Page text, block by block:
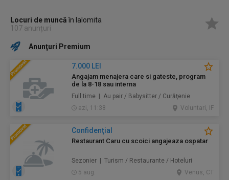
Locuri de muncăîn Ialomita
107 anunțuri
Anunţuri Premium
7.000 LEI
Angajam menajera care si gateste, program
de la 8-18 sau interna
Full time | Au pair / Babysitter / Curăţenie
azi, 11:38
Voluntari, IF
Confidenţial
Restaurant Caru cu scoici angajeaza ospatar
Sezonier | Turism / Restaurante / Hoteluri
5 aug.
Venus, CT